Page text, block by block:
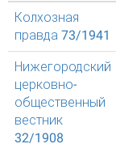
Колхозная
правда 73/1941
Нижегородский
церковно-
общественный
вестник
32/1908